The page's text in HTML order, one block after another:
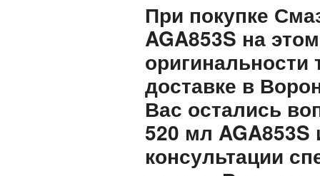
При покупке
AGA853S на
оригинальности
доставке в
Вас остались
520 мл AGA853S
консультации